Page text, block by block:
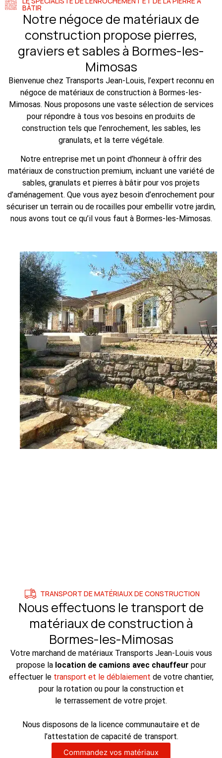
BÂTIR
Notre négoce de matériaux de
construction propose pierres,
graviers et sables à Bormes-les-
Mimosas
Bienvenue chez Transports Jean-Louis, l’expert reconnu en
négoce de matériaux de construction à Bormes-les-
Mimosas. Nous proposons une vaste sélection de services
pour répondre à tous vos besoins en produits de
construction tels que l’enrochement, les sables, les
granulats, et la terre végétale.
Notre entreprise met un point d’honneur à offrir des
matériaux de construction premium, incluant une variété de
sables, granulats et pierres à bâtir pour vos projets
d’aménagement. Que vous ayez besoin d’enrochement pour
sécuriser un terrain ou de rocailles pour embellir votre jardin,
nous avons tout ce qu’il vous faut à Bormes-les-Mimosas.
TRANSPORT DE MATÉRIAUX DE CONSTRUCTION
Nous effectuons le transport de
matériaux de construction à
Bormes-les-Mimosas
Votre marchand de matériaux Transports Jean-Louis vous
propose la location de camions avec chauffeur pour
effectuer le transport et le déblaiement de votre chantier,
pour la rotation ou pour la construction et
le terrassement de votre projet.
Nous disposons de la licence communautaire et de
l’attestation de capacité de transport.
Commandez vos matériaux